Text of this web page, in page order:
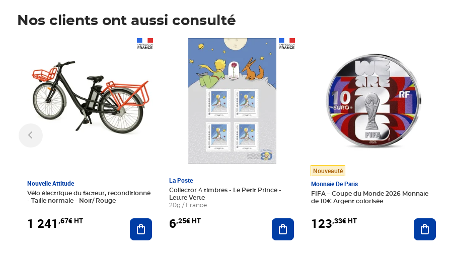
Nos clients ont aussi consulté
Nouvelle Attitude
Vélo électrique du facteur, reconditionné
- Taille normale - Noir/ Rouge
1 241 ,67€ HT Ajouter au panier
La Poste
Collector 4 timbres - Le Petit Prince -
Lettre Verte
20g / France
6,25€ HT
Prix 6,25€ HT
Ajouter au panier
Nouveauté
Monnaie De Paris
FIFA – Coupe du Monde 2026 Monnaie
de 10€ Argent colorisée
123,33€ HT